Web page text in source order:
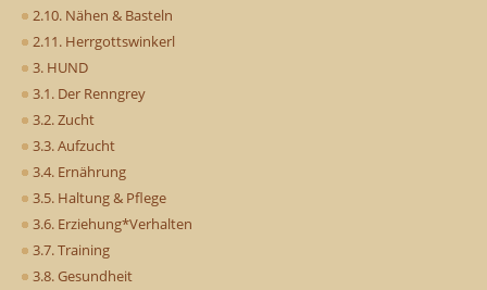
2.10. Nähen & Basteln
2.11. Herrgottswinkerl
3. HUND
3.1. Der Renngrey
3.2. Zucht
3.3. Aufzucht
3.4. Ernährung
3.5. Haltung & Pflege
3.6. Erziehung*Verhalten
3.7. Training
3.8. Gesundheit